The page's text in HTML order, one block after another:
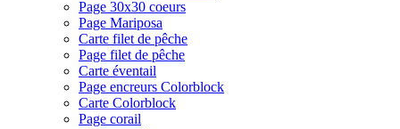
Page 30x30 coeurs
Page Mariposa
Carte filet de pêche
Page filet de pêche
Carte éventail
Page encreurs Colorblock
Carte Colorblock
Page corail